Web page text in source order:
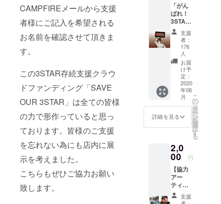
CAMPFIREメールから支援
者様にご記入を希望される
お名前を確認させて頂きま
す。
この3STAR存続支援クラウ
ドファンディング「SAVE
OUR 3STAR」は全ての皆様
の力で形作っていると思っ
ております。皆様のご支援
を忘れない為にも店内に展
示を考えました。
こちらもぜひご協力お願い
致します。
「がん
ばれ！
3STAR
コー
ス」 ・
お礼の
メッ
セージ
メール
純粋に
ご支援
下さる
方は、
こちら
をお願
店長83
から御
礼の
メッ
セージ
をお送
り致し
支援
者：
176
人
お届
け予
定：
2020
年06
月
詳細を見る
こ
の
リ
タ
ー
ン
を
選
択
す
る
2,0
00 円
【協力
アー
ティス
トサイ
ン&コメ
支援